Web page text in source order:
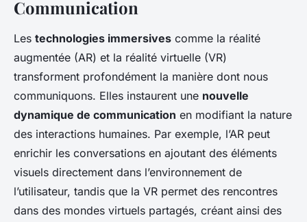
Communication
Les technologies immersives comme la réalité
augmentée (AR) et la réalité virtuelle (VR)
transforment profondément la manière dont nous
communiquons. Elles instaurent une nouvelle
dynamique de communication en modifiant la nature
des interactions humaines. Par exemple, l’AR peut
enrichir les conversations en ajoutant des éléments
visuels directement dans l’environnement de
l’utilisateur, tandis que la VR permet des rencontres
dans des mondes virtuels partagés, créant ainsi des